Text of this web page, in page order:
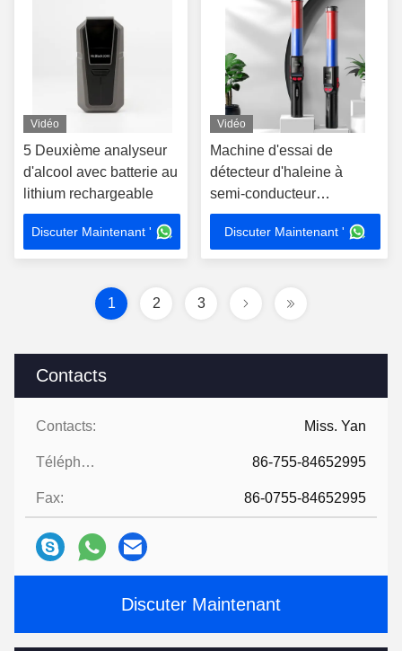
Contacts
Contacts: Miss. Yan
Téléphone: 86-755-84652995
Fax: 86-0755-84652995
Discuter Maintenant
Vidéo
5 Deuxième analyseur
d'alcool avec batterie au
lithium rechargeable
Discuter Maintenant '
Vidéo
Machine d'essai de
détecteur d'haleine à
semi-conducteur
commercial Portable 3000
enregistrements de test
Discuter Maintenant '
1 2 3